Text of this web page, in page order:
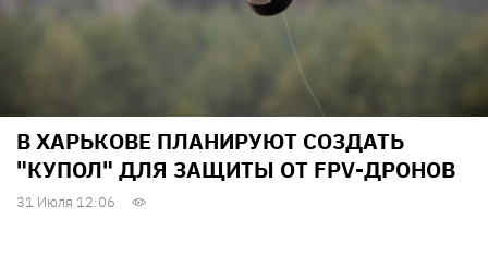
В ХАРЬКОВЕ ПЛАНИРУЮТ СОЗДАТЬ
"КУПОЛ" ДЛЯ ЗАЩИТЫ ОТ FPV-ДРОНОВ
31 Июля 12:06